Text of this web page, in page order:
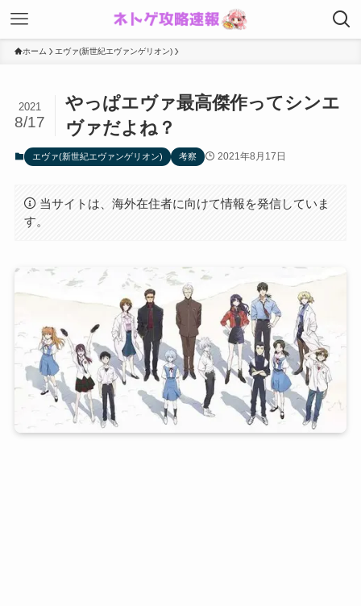
ホーム エヴァ(新世紀エヴァンゲリオン)
やっぱエヴァ最高傑作ってシンエ
ヴァだよね？
2021
8/17
エヴァ(新世紀エヴァンゲリオン) 考察 2021年8月17日
当サイトは、海外在住者に向けて情報を発信していま
す。